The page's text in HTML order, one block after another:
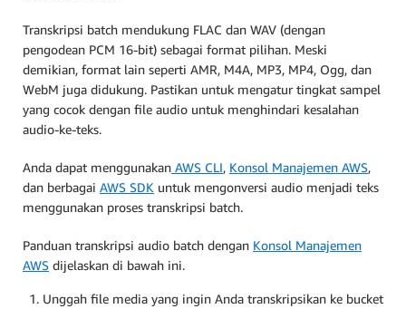
Transkripsi batch mendukung FLAC dan WAV (dengan
pengodean PCM 16-bit) sebagai format pilihan. Meski
demikian, format lain seperti AMR, M4A, MP3, MP4, Ogg, dan
WebM juga didukung. Pastikan untuk mengatur tingkat sampel
yang cocok dengan file audio untuk menghindari kesalahan
audio-ke-teks.
Anda dapat menggunakan AWS CLI, Konsol Manajemen AWS,
dan berbagai AWS SDK untuk mengonversi audio menjadi teks
menggunakan proses transkripsi batch.
Panduan transkripsi audio batch dengan Konsol Manajemen
AWS dijelaskan di bawah ini.
Unggah file media yang ingin Anda transkripsikan ke bucket